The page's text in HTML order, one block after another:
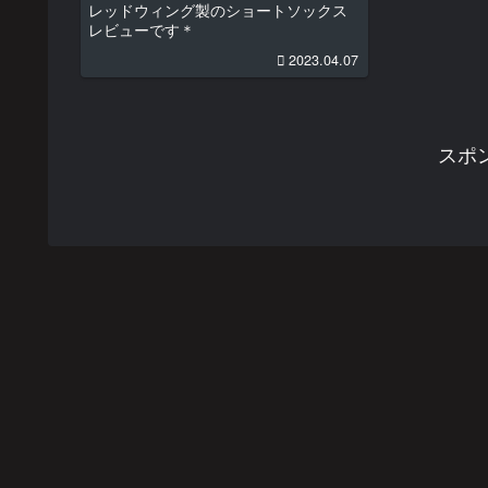
レッドウィング製のショートソックス
レビューです＊
2023.04.07
スポ